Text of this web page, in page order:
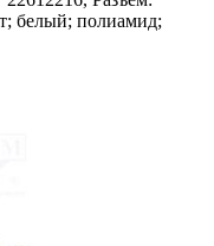
белый; полиамид;